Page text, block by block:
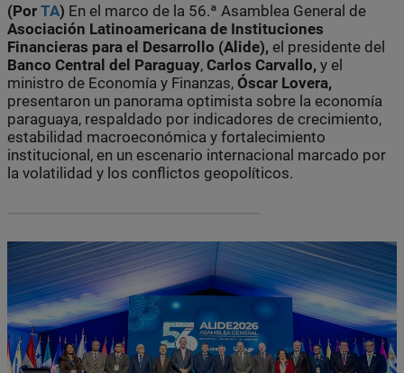
(Por TA) En el marco de la 56.ª Asamblea General de
Asociación Latinoamericana de Instituciones
Financieras para el Desarrollo (Alide), el presidente del
Banco Central del Paraguay, Carlos Carvallo, y el
ministro de Economía y Finanzas, Óscar Lovera,
presentaron un panorama optimista sobre la economía
paraguaya, respaldado por indicadores de crecimiento,
estabilidad macroeconómica y fortalecimiento
institucional, en un escenario internacional marcado por
la volatilidad y los conflictos geopolíticos.